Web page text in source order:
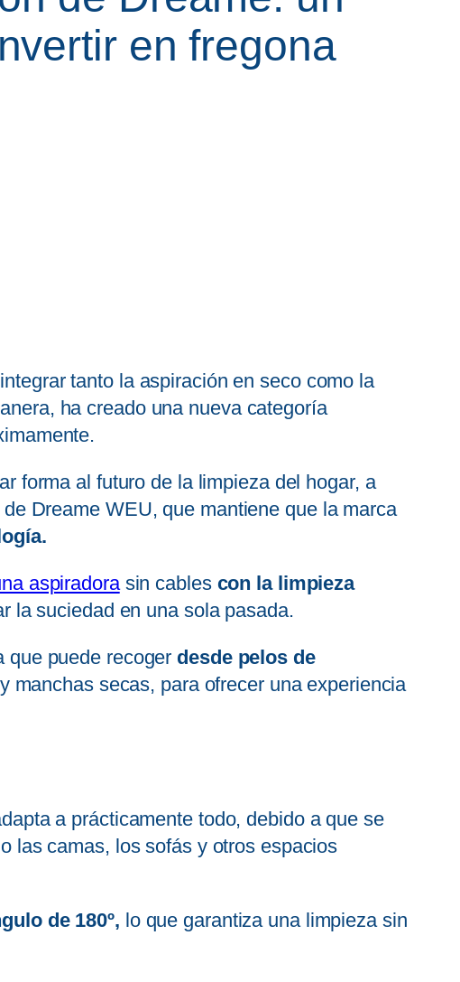
en fregona
tanto la aspiración en seco como la
ha creado una nueva categoría
forma al futuro de la limpieza del hogar, a
Dreame WEU, que mantiene que la marca
aspiradorasin cables con la limpieza
la suciedad en una sola pasada.
que puede recoger desde pelos de
manchas secas, para ofrecer una experiencia
a prácticamente todo, debido a que se
las camas, los sofás y otros espacios
de 180º, lo que garantiza una limpieza sin